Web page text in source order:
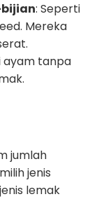
: Seperti
Mereka
ayam tanpa
jumlah
jenis
lemak